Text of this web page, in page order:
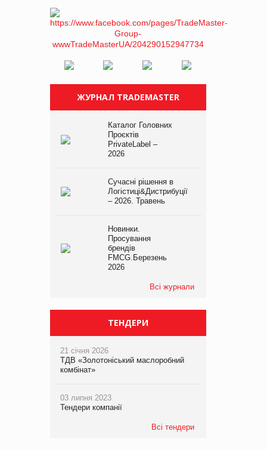
ЖУРНАЛ TRADEMASTER
Каталог Головних
Проєктів
PrivateLabel –
2026
Сучасні рішення в
Логістиці&Дистрибуції
– 2026. Травень
Новинки.
Просування
брендів
FMCG.Березень
2026
Всі журнали
ТЕНДЕРИ
21 січня 2026
ТДВ «Золотоніський маслоробний
комбінат»
03 липня 2023
Тендери компанії
Всі тендери